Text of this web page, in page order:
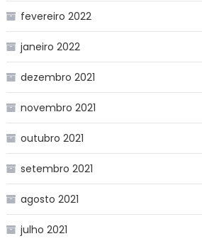
fevereiro 2022
janeiro 2022
dezembro 2021
novembro 2021
outubro 2021
setembro 2021
agosto 2021
julho 2021